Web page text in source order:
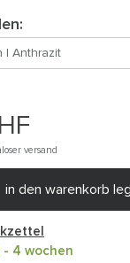
versand
in den warenkorb
- 4 wochen